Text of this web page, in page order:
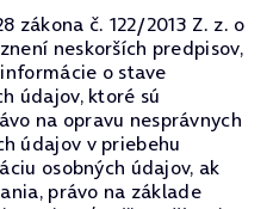
zákona č. 122/2013 Z. z. o
neskorších predpisov,
o stave
údajov, ktoré sú
na opravu nesprávnych
údajov v priebehu
osobných údajov, ak
právo na základe